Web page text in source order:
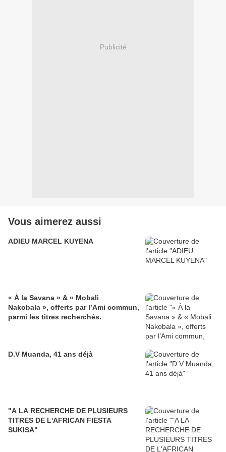
Publicité
Vous aimerez aussi
ADIEU MARCEL KUYENA
« À la Savana » & « Mobali
Nakobala », offerts par l’Ami commun,
parmi les titres recherchés.
D.V Muanda, 41 ans déjà
"A LA RECHERCHE DE PLUSIEURS
TITRES DE L'AFRICAN FIESTA
SUKISA"